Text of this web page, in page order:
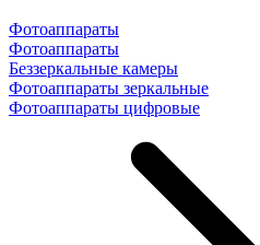
Фотоаппараты
Фотоаппараты
Беззеркальные камеры
Фотоаппараты зеркальные
Фотоаппараты цифровые